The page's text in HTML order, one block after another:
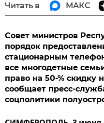
Читать в МАКС
Совет министров
порядок
стационарным
все многодетные
право на 50-% скидку
сообщает пресс-
соцполитики